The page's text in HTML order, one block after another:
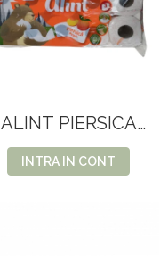
ALINT PIERSICA
3STR.10 ROLE
INTRA IN CONT